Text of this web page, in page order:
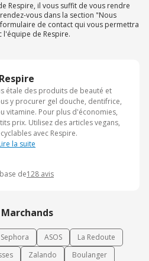
Respire
étale des produits de beauté et
y procurer gel douche, dentifrice,
vitamine. Pour plus d'économies,
prix. Utilisez des articles vegans,
avec Respire.
la suite
de128 avis
Sephora ASOS
La Redoute
Zalando Boulanger
Respire, il vous suffit de vous rendre
vous dans la section "Nous
de contact qui vous permettra
l'équipe de Respire.